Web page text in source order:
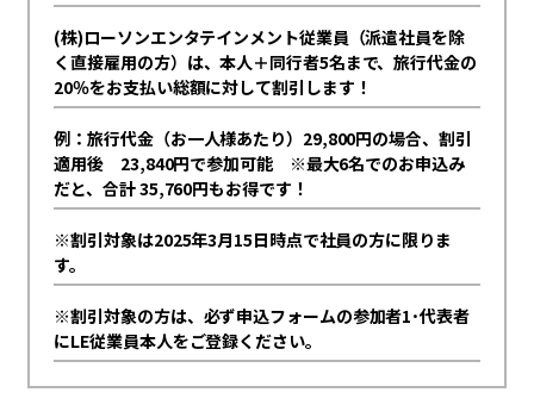
(株)ローソンエンタテインメント従業員（派遣社員を除
く直接雇用の方）は、本人＋同行者5名まで、旅行代金の
20％をお支払い総額に対して割引します！
例：旅行代金（お一人様あたり）29,800円の場合、割引
適用後 23,840円で参加可能 ※最大6名でのお申込み
だと、合計 35,760円もお得です！
※割引対象は2025年3月15日時点で社員の方に限りま
す。
※割引対象の方は、必ず申込フォームの参加者1･代表者
にLE従業員本人をご登録ください。